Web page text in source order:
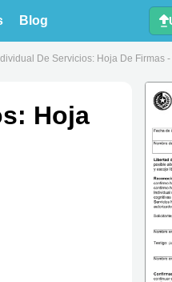
Blog
De Servicios: Hoja De Firmas
Hoja